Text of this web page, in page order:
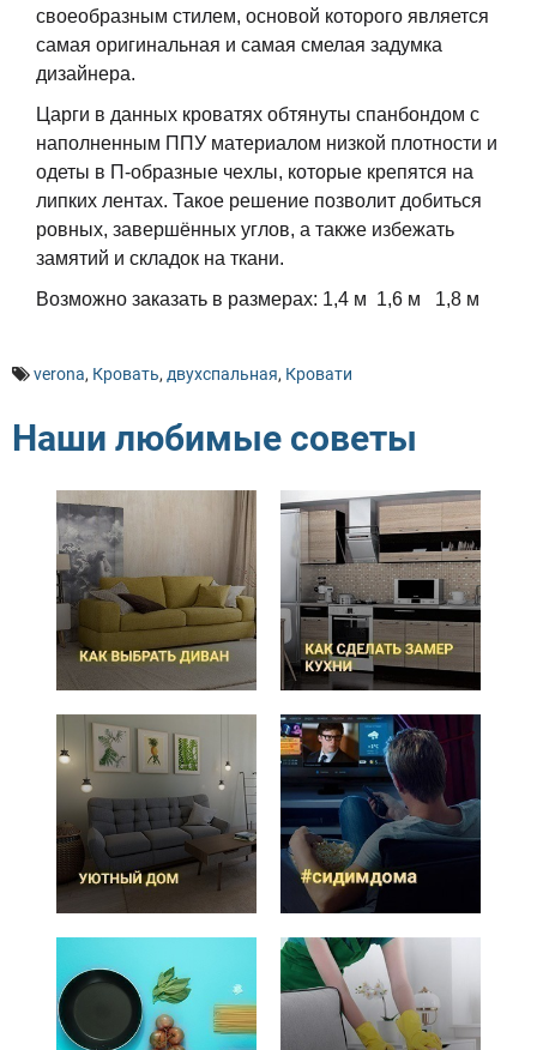
своеобразным стилем, основой которого является
самая оригинальная и самая смелая задумка
дизайнера.
Царги в данных кроватях обтянуты спанбондом с
наполненным ППУ материалом низкой плотности и
одеты в П-образные чехлы, которые крепятся на
липких лентах. Такое решение позволит добиться
ровных, завершённых углов, а также избежать
замятий и складок на ткани.
Возможно заказать в размерах: 1,4 м 1,6 м 1,8 м
verona, Кровать, двухспальная, Кровати
Наши любимые советы